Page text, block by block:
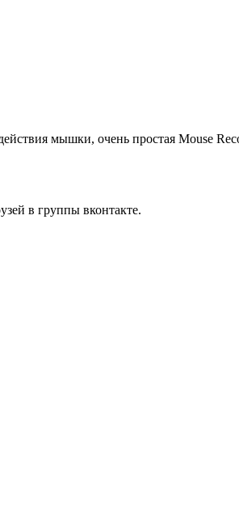
мышки, очень простая Mouse
в группы вконтакте.